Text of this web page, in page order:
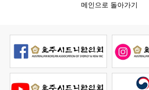
메인으로 돌아가기